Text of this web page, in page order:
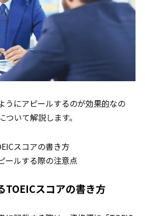
うにアピールするのが効果的なの
いて解説します。
スコアの書き方
ールする際の注意点
TOEICスコアの書き方